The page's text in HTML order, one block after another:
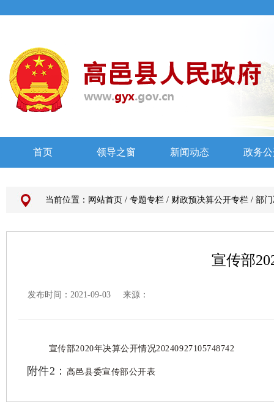
当前位置： 网站首页 / 专题专栏/ 财政预决算公开专栏/ 部
宣传部
发布时间：2021-09-03 来源：
宣传部2020年决算公开情况20240927105748742
附件2：高邑县委宣传部公开表